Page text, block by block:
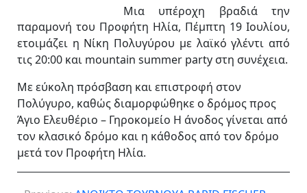
Μια υπέροχη βραδιά την
παραμονή του Προφήτη Ηλία, Πέμπτη 19 Ιουλίου,
ετοιμάζει η Νίκη Πολυγύρου με λαϊκό γλέντι από
τις 20:00 και mountain summer party στη συνέχεια.
Με εύκολη πρόσβαση και επιστροφή στον
Πολύγυρο, καθώς διαμορφώθηκε ο δρόμος προς
Άγιο Ελευθέριο – Γηροκομείο Η άνοδος γίνεται από
τον κλασικό δρόμο και η κάθοδος από τον δρόμο
μετά τον Προφήτη Ηλία.